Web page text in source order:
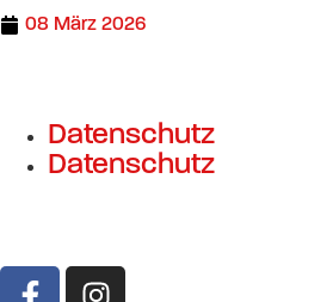
08 März 2026
Datenschutz
Datenschutz